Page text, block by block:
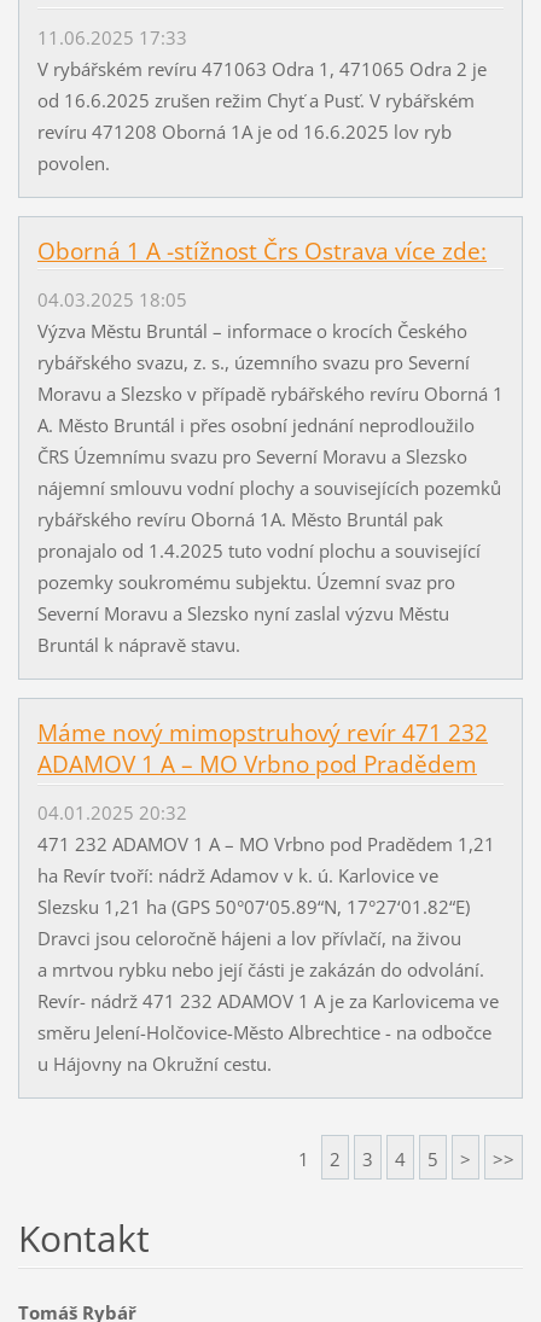
11.06.2025 17:33
V rybářském revíru 471063 Odra 1, 471065 Odra 2 je
od 16.6.2025 zrušen režim Chyť a Pusť. V rybářském
revíru 471208 Oborná 1A je od 16.6.2025 lov ryb
povolen.
Oborná 1 A -stížnost Črs Ostrava více zde:
04.03.2025 18:05
Výzva Městu Bruntál – informace o krocích Českého
rybářského svazu, z. s., územního svazu pro Severní
Moravu a Slezsko v případě rybářského revíru Oborná 1
A. Město Bruntál i přes osobní jednání neprodloužilo
ČRS Územnímu svazu pro Severní Moravu a Slezsko
nájemní smlouvu vodní plochy a souvisejících pozemků
rybářského revíru Oborná 1A. Město Bruntál pak
pronajalo od 1.4.2025 tuto vodní plochu a související
pozemky soukromému subjektu. Územní svaz pro
Severní Moravu a Slezsko nyní zaslal výzvu Městu
Bruntál k nápravě stavu.
Máme nový mimopstruhový revír 471 232
ADAMOV 1 A – MO Vrbno pod Pradědem
04.01.2025 20:32
471 232 ADAMOV 1 A – MO Vrbno pod Pradědem 1,21
ha Revír tvoří: nádrž Adamov v k. ú. Karlovice ve
Slezsku 1,21 ha (GPS 50°07‘05.89“N, 17°27‘01.82“E)
Dravci jsou celoročně hájeni a lov přívlačí, na živou
a mrtvou rybku nebo její části je zakázán do odvolání.
Revír- nádrž 471 232 ADAMOV 1 A je za Karlovicema ve
směru Jelení-Holčovice-Město Albrechtice - na odbočce
u Hájovny na Okružní cestu.
1 2 3 4 5 > >>
Kontakt
Tomáš Rybář